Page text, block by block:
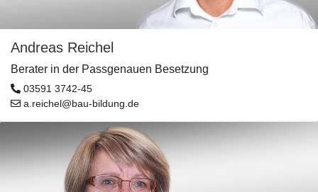
Andreas Reichel
Berater in der Passgenauen Besetzung
03591 3742-45
a.reichel@bau-bildung.de